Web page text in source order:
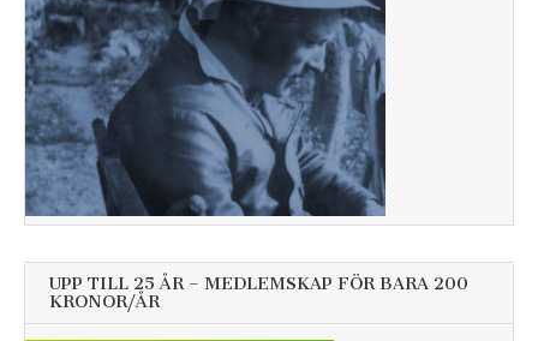
UPP TILL 25 ÅR – MEDLEMSKAP FÖR BARA 200
KRONOR/ÅR